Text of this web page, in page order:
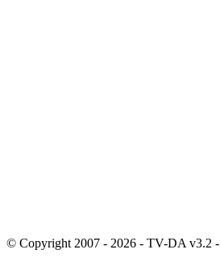
© Copyright 2007 - 2026 - TV-DA v3.2 -